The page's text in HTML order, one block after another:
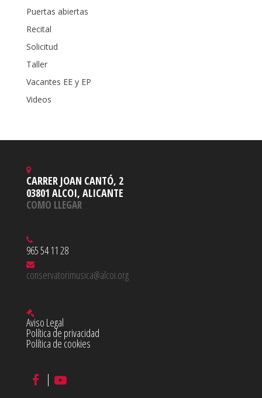
Puertas abiertas
Recital
Solicitud
Taller
Vacantes EE y EP
Videos
CARRER JOAN CANTÓ, 2
03801 ALCOI, ALICANTE
COMO LLEGAR
965 54 11 28
conservatorimusica@alcoi.org
Aviso Legal
Política de privacidad
Política de cookies